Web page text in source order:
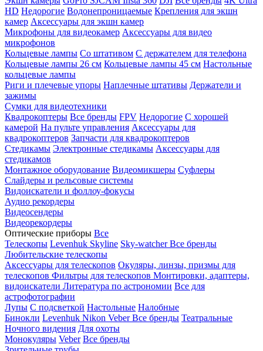
HD Недорогие Водонепроницаемые Крепления для экшн
камер Аксессуары для экшн камер
Микрофоны для видеокамер Аксессуары для видео
микрофонов
Кольцевые лампы Со штативом C держателем для телефона
Кольцевые лампы 26 см Кольцевые лампы 45 см Настольные
кольцевые лампы
Риги и плечевые упоры Наплечные штативы Держатели и
зажимы
Сумки для видеотехники
Квадрокоптеры Все бренды FPV Недорогие С хорошей
камерой На пульте управления Аксессуары для
квадрокоптеров Запчасти для квадрокоптеров
Стедикамы Электронные стедикамы Аксессуары для
стедикамов
Монтажное оборудование Видеомикшеры Суфлеры
Слайдеры и рельсовые системы
Видоискатели и фоллоу-фокусы
Аудио рекордеры
Видеосендеры
Видеорекордеры
Оптические приборы Все
Телескопы Levenhuk Skyline Sky-watcherВсе бренды
Любительские телескопы
Аксессуары для телескопов Окуляры, линзы, призмы для
телескопов Фильтры для телескопов Монтировки, адаптеры,
видоискатели Литература по астрономии Все для
астрофотографии
Лупы С подсветкой Настольные Налобные
Бинокли Levenhuk Nikon VeberВсе бренды Театральные
Ночного видения Для охоты
Монокуляры Veber Все бренды